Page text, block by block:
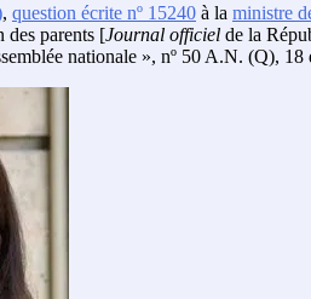
, question écrite nº 15240 à la ministre
des parents [Journal officiel de la
nationale », nº 50 A.N. (Q),